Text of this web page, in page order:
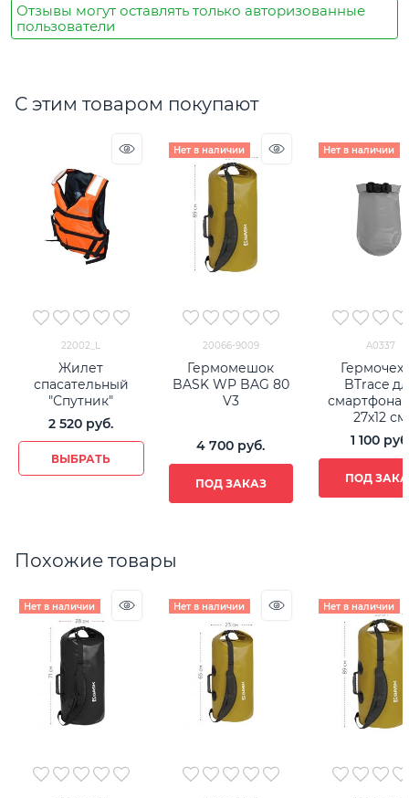
Отзывы могут оставлять только авторизованные
пользователи
С этим товаром покупают
22002_L
Жилет
спасательный
"Спутник"
2 520 руб.
ВЫБРАТЬ
Нет в наличии
20066-9009
Гермомешок
BASK WP BAG 80
V3
4 700 руб.
ПОД ЗАКАЗ
Нет в наличии
A0337
BTrace
смартфона
27х12 см
1 100
ПОД
Похожие товары
Нет в наличии Нет в наличии Нет в наличии